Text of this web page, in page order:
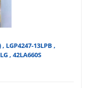
LGP4247-13LPB ,
, 42LA660S